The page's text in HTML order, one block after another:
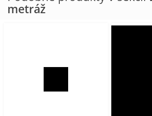
metráž